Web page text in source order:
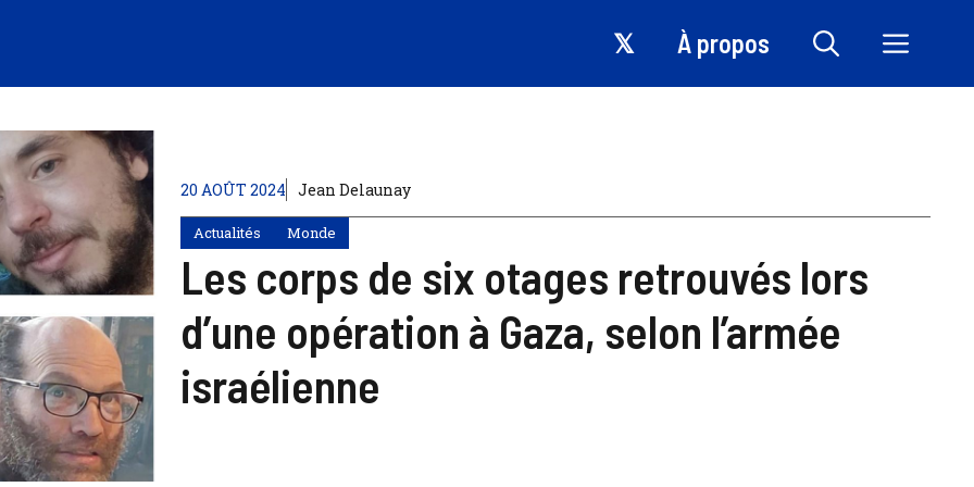
𝕏 À propos
20 AOÛT 2024 Jean Delaunay
Actualités Monde
Les corps de six otages retrouvés lors
d’une opération à Gaza, selon l’armée
israélienne